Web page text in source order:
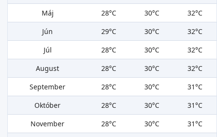
Máj
28°C 30°C
32°C
Jún
29°C 30°C
32°C
Júl
28°C 30°C
32°C
August
28°C 30°C
32°C
September
28°C 30°C
31°C
Október
28°C 30°C
31°C
November
28°C 30°C
31°C